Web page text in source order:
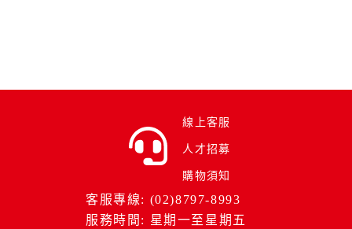
線上客服
人才招募
購物須知
客服專線: (02)8797-8993
服務時間: 星期一至星期五